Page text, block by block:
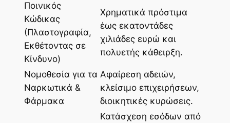
Ποινικός
Κώδικας
(Πλαστογραφία,
Εκθέτοντας σε
Κίνδυνο)
Χρηματικά πρόστιμα
έως εκατοντάδες
χιλιάδες ευρώ και
πολυετής κάθειρξη.
Νομοθεσία για τα
Ναρκωτικά &
Φάρμακα
Αφαίρεση αδειών,
κλείσιμο επιχειρήσεων,
διοικητικές κυρώσεις.
Κατάσχεση εσόδων από